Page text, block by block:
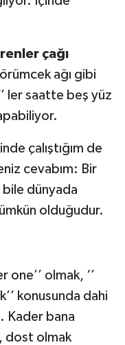
çağı
ağı gibi
ler saatte beş yüz
çalıştığım de
cevabım: Bir
bile dünyada
olduğudur.
one’’ olmak, ‘’
konusunda dahi
Kader bana
dost olmak